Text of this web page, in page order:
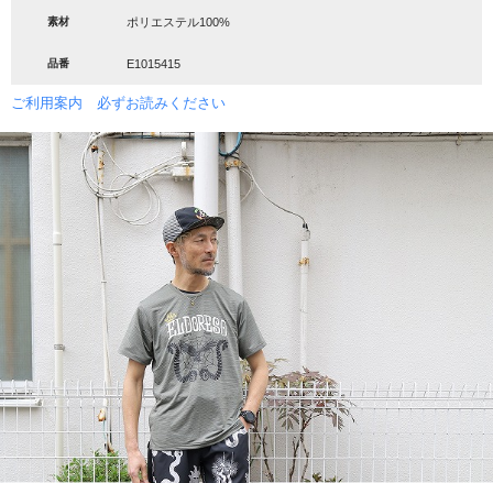
素材 ポリエステル100%
品番 E1015415
ご利用案内 必ずお読みください